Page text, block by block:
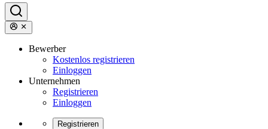
Bewerber
Kostenlos registrieren
Einloggen
Unternehmen
Registrieren
Einloggen
Registrieren